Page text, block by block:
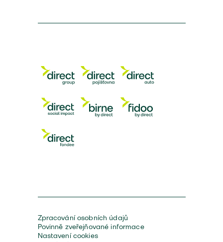
Zpracování osobních údajů
Povinně zveřejňované informace
Nastavení cookies